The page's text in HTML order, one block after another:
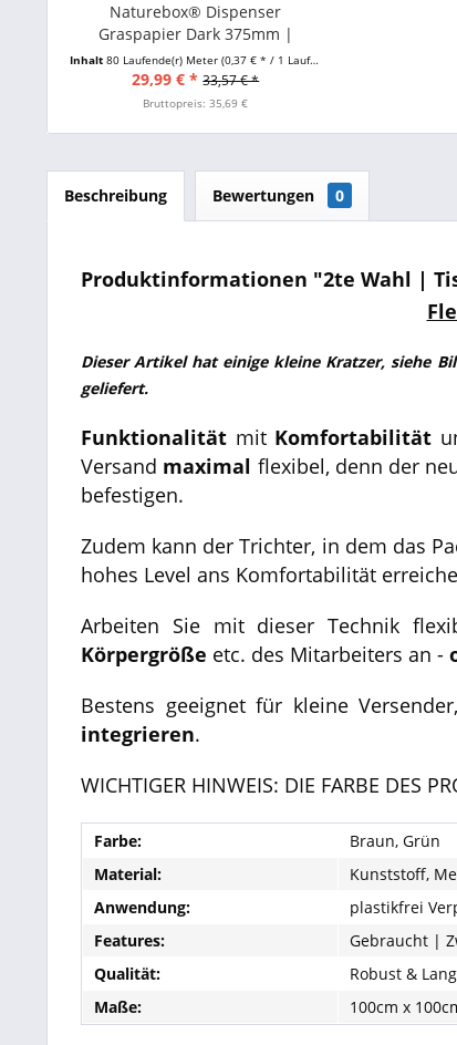
Naturebox® Dispenser
Graspapier Dark 375mm |
175g/m²
Inhalt 80 Laufende(r) Meter (0,37 € * / 1 Laufende(r) Meter)
29,99 € * 33,57 € *
Bruttopreis: 35,69 €
Beschreibung Bewertungen 0
Produktinformationen "2te Wahl |
Dieser Artikel hat einige kleine Kratzer, siehe
geliefert.
Funktionalität mit Komfortabilität
Versand maximal flexibel, denn der
befestigen.
Zudem kann der Trichter, in dem das
hohes Level ans Komfortabilität
Arbeiten Sie mit dieser Technik
Körpergröße etc. des Mitarbeiters an -
Bestens geeignet für kleine
integrieren.
WICHTIGER HINWEIS: DIE FARBE DES
Farbe:
Braun, Grün
Material:
Kunststoff,
Anwendung:
plastikfrei
Features:
Gebraucht |
Qualität:
Robust &
Maße:
100cm x